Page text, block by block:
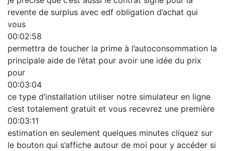
revente de surplus avec edf obligation d’achat qui
vous
00:02:58
permettra de toucher la prime à l’autoconsommation la
principale aide de l’état pour avoir une idée du prix
pour
00:03:04
ce type d’installation utiliser notre simulateur en ligne
c’est totalement gratuit et vous recevrez une première
00:03:11
estimation en seulement quelques minutes cliquez sur
le bouton qui s’affiche autour de moi pour y accéder si